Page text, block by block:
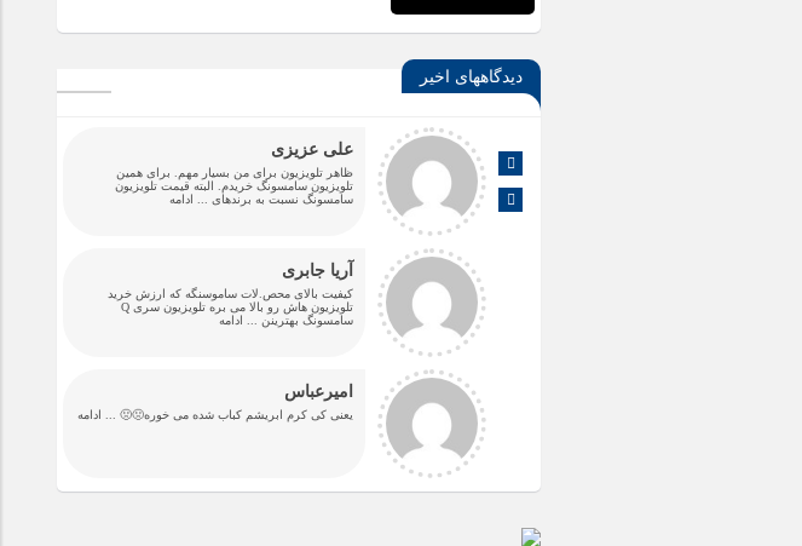
دیدگاههای اخیر
علی عزیزی
ظاهر تلویزیون برای من بسیار مهم. برای همین
تلویزیون سامسونگ خریدم. البته قیمت تلویزیون
سامسونگ نسبت به برندهای
... ادامه
آریا جابری
کیفیت بالای محص.لات ساموسنگه که ارزش خرید
تلویزیون هاش رو بالا می بره تلویزیون سری Q
سامسونگ بهترینن
... ادامه
امیرعباس
یعنی کی کرم ابریشم کباب شده می خوره🤢🤢 ... ادامه